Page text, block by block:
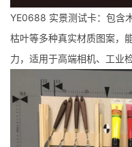
YE0688 实景测试卡：包含
枯叶等多种真实材质图案，
力，适用于高端相机、工业